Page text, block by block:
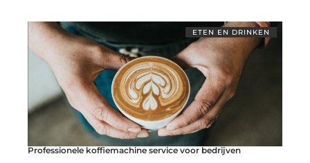
ETEN EN DRINKEN
Professionele koffiemachine service voor bedrijven